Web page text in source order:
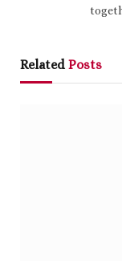
Related Posts